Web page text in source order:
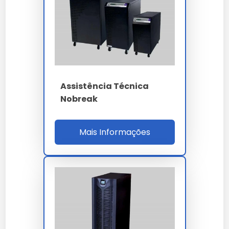
e o volume da sua necessidade. Trabalhamos com
propostas personalizadas para garantir o melhor
custo-benefício em cada projeto.
Onde Comprar Assistência
Para garantir a procedência e qualidade técnica,
fornecedores especializados. Nossa empresa oferece
suporte completo na escolha do assistência técnica
nobreak apc ideal para sua aplicação.
Perguntas Frequentes
Como solicitar uma proposta
em larga escala?
Assistência Técnica
Nobreak
Mais Informações